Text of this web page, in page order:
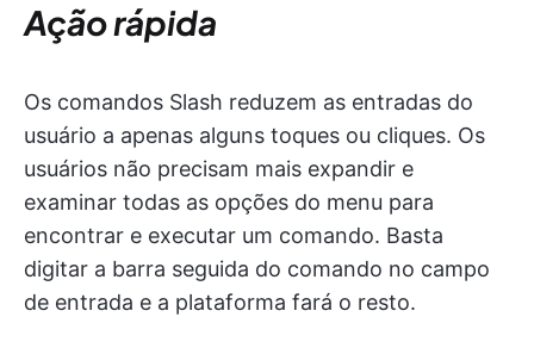
Ação rápida
Os comandos Slash reduzem as entradas do
usuário a apenas alguns toques ou cliques. Os
usuários não precisam mais expandir e
examinar todas as opções do menu para
encontrar e executar um comando. Basta
digitar a barra seguida do comando no campo
de entrada e a plataforma fará o resto.